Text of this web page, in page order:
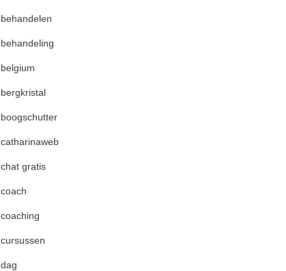
behandelen
behandeling
belgium
bergkristal
boogschutter
catharinaweb
chat gratis
coach
coaching
cursussen
dag